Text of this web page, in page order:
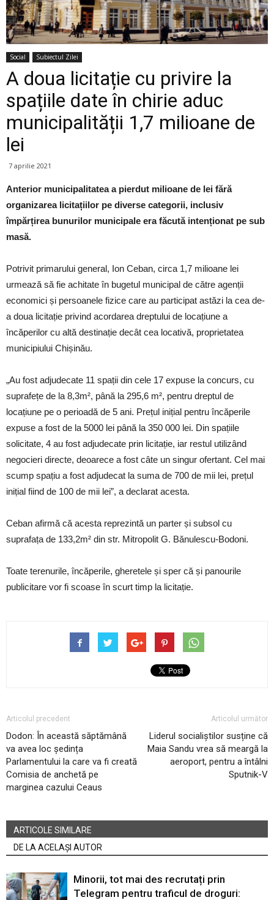
Social Subiectul Zilei
A doua licitație cu privire la
spațiile date în chirie aduc
municipalității 1,7 milioane de
lei
7 aprilie 2021
Anterior municipalitatea a pierdut milioane de lei fără
organizarea licitațiilor pe diverse categorii, inclusiv
împărțirea bunurilor municipale era făcută intenționat pe sub
masă.
Potrivit primarului general, Ion Ceban, circa 1,7 milioane lei
urmează să fie achitate în bugetul municipal de către agenții
economici și persoanele fizice care au participat astăzi la cea de-
a doua licitație privind acordarea dreptului de locațiune a
încăperilor cu altă destinație decât cea locativă, proprietatea
municipiului Chișinău.
„Au fost adjudecate 11 spații din cele 17 expuse la concurs, cu
suprafețe de la 8,3m², până la 295,6 m², pentru dreptul de
locațiune pe o perioadă de 5 ani. Prețul inițial pentru încăperile
expuse a fost de la 5000 lei până la 350 000 lei. Din spațiile
solicitate, 4 au fost adjudecate prin licitație, iar restul utilizând
negocieri directe, deoarece a fost câte un singur ofertant. Cel mai
scump spațiu a fost adjudecat la suma de 700 de mii lei, prețul
inițial fiind de 100 de mii lei”, a declarat acesta.
Ceban afirmă că acesta reprezintă un parter și subsol cu
suprafața de 133,2m² din str. Mitropolit G. Bănulescu-Bodoni.
Toate terenurile, încăperile, gheretele și sper că și panourile
publicitare vor fi scoase în scurt timp la licitație.
Articolul precedent
Dodon: În această săptămână
va avea loc ședința
Parlamentului la care va fi creată
Comisia de anchetă pe
marginea cazului Ceaus
Articolul următor
Liderul socialiștilor susține că
Maia Sandu vrea să meargă la
aeroport, pentru a întâlni
Sputnik-V
ARTICOLE SIMILARE
DE LA ACELAȘI AUTOR
Minorii, tot mai des recrutați prin
Telegram pentru traficul de droguri: